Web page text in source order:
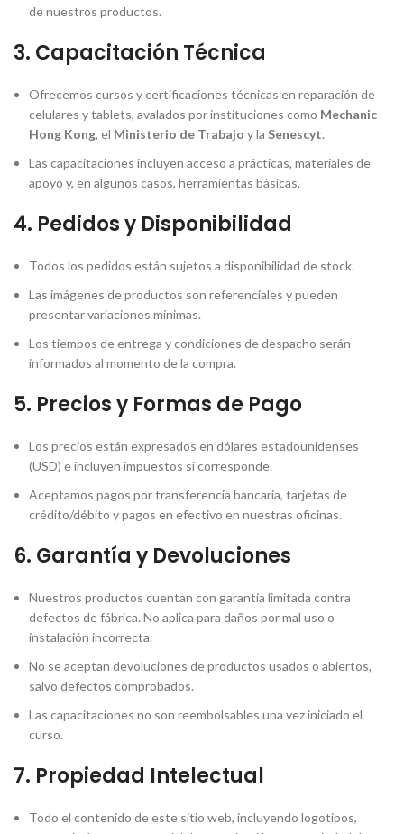
de nuestros productos.
3. Capacitación Técnica
Ofrecemos cursos y certificaciones técnicas en reparación de
celulares y tablets, avalados por instituciones como Mechanic
Hong Kong, el Ministerio de Trabajo y la Senescyt.
Las capacitaciones incluyen acceso a prácticas, materiales de
apoyo y, en algunos casos, herramientas básicas.
4. Pedidos y Disponibilidad
Todos los pedidos están sujetos a disponibilidad de stock.
Las imágenes de productos son referenciales y pueden
presentar variaciones mínimas.
Los tiempos de entrega y condiciones de despacho serán
informados al momento de la compra.
5. Precios y Formas de Pago
Los precios están expresados en dólares estadounidenses
(USD) e incluyen impuestos si corresponde.
Aceptamos pagos por transferencia bancaria, tarjetas de
crédito/débito y pagos en efectivo en nuestras oficinas.
6. Garantía y Devoluciones
Nuestros productos cuentan con garantía limitada contra
defectos de fábrica. No aplica para daños por mal uso o
instalación incorrecta.
No se aceptan devoluciones de productos usados o abiertos,
salvo defectos comprobados.
Las capacitaciones no son reembolsables una vez iniciado el
curso.
7. Propiedad Intelectual
Todo el contenido de este sitio web, incluyendo logotipos,